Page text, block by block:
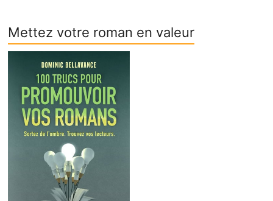
Mettez votre roman en valeur